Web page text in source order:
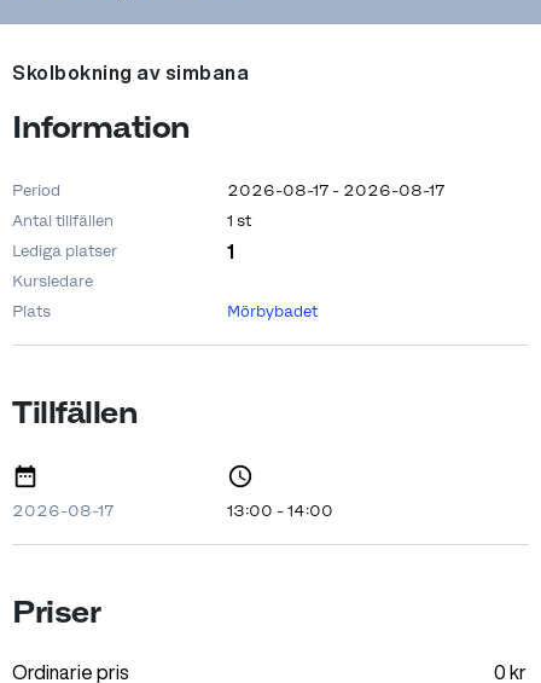
Skolbokning av simbana
Information
Period
2026-08-17 - 2026-08-17
Antal tillfällen
1 st
Lediga platser
1
Kursledare
Plats
Mörbybadet
Tillfällen
2026-08-17 13:00 - 14:00
Priser
Ordinarie pris 0 kr